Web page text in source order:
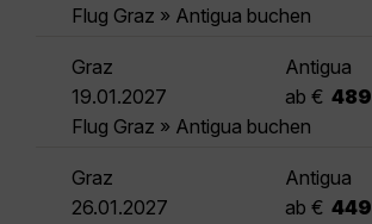
Flug Graz » Antigua buchen
Graz
Antigua
19.01.2027
ab € 489
Flug Graz » Antigua buchen
Graz
Antigua
26.01.2027
ab € 449